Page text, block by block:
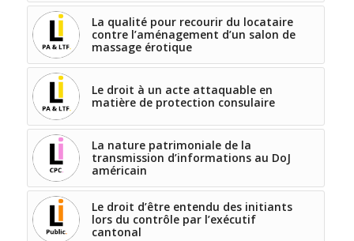
La qualité pour recourir du locataire
contre l’aménagement d’un salon de
massage érotique
Le droit à un acte attaquable en
matière de protection consulaire
La nature patrimoniale de la
transmission d’informations au DoJ
américain
Le droit d’être entendu des initiants
lors du contrôle par l’exécutif
cantonal